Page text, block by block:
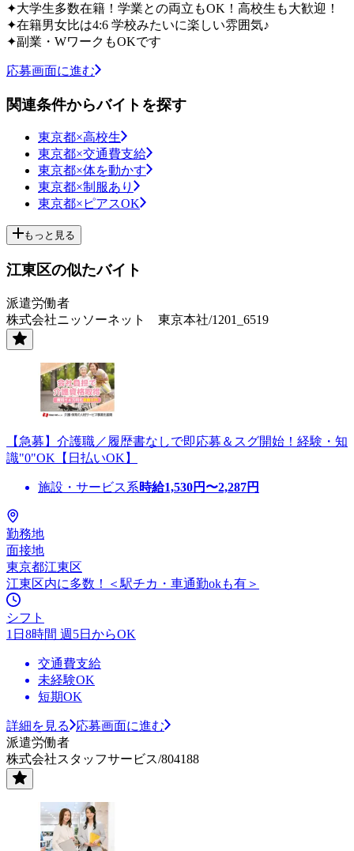
✦大学生多数在籍！学業との両立もOK！高校生も大歓迎！
✦在籍男女比は4:6 学校みたいに楽しい雰囲気♪
✦副業・WワークもOKです
応募画面に進む
関連条件からバイトを探す
東京都×高校生
東京都×交通費支給
東京都×体を動かす
東京都×制服あり
東京都×ピアスOK
もっと見る
江東区の似たバイト
派遣労働者
株式会社ニッソーネット 東京本社/1201_6519
【急募】介護職／履歴書なしで即応募＆スグ開始！経験・知
識"0"OK【日払いOK】
施設・サービス系時給1,530円〜2,287円
勤務地
面接地
東京都江東区
江東区内に多数！＜駅チカ・車通勤okも有＞
シフト
1日8時間 週5日からOK
交通費支給
未経験OK
短期OK
詳細を見る
応募画面に進む
派遣労働者
株式会社スタッフサービス/804188